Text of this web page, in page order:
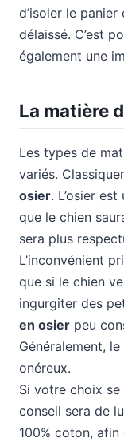
d’isoler le
délaissé. C’est
également une
La matière
Les types de
variés.
osier. L’osier
que le chien
sera plus
L’inconvénient
que si le chien
ingurgiter des
en osier peu
Généralement, le
onéreux.
Si votre choix
conseil sera de
100% coton,